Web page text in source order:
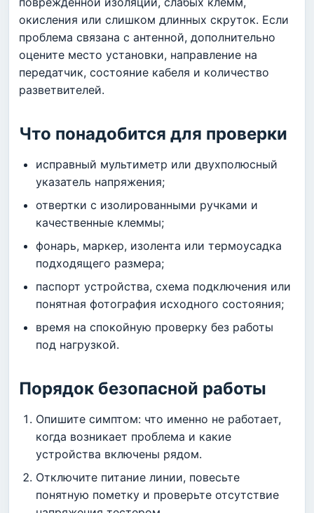
окисления или слишком длинных скруток. Если
проблема связана с антенной, дополнительно
оцените место установки, направление на
передатчик, состояние кабеля и количество
разветвителей.
Что понадобится для проверки
исправный мультиметр или двухполюсный
указатель напряжения;
отвертки с изолированными ручками и
качественные клеммы;
фонарь, маркер, изолента или термоусадка
подходящего размера;
паспорт устройства, схема подключения или
понятная фотография исходного состояния;
время на спокойную проверку без работы
под нагрузкой.
Порядок безопасной работы
Опишите симптом: что именно не работает,
когда возникает проблема и какие
устройства включены рядом.
Отключите питание линии, повесьте
понятную пометку и проверьте отсутствие